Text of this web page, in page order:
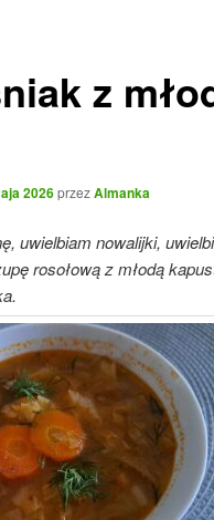
z
2026przezAlmanka
uwielbiam nowalijki,
rosołową z młodą